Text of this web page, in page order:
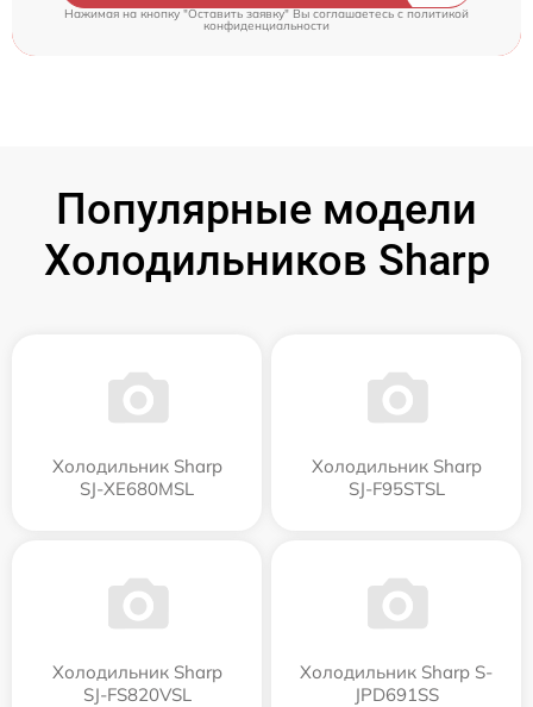
Нажимая на кнопку "Оставить заявку" Вы соглашаетесь cполитикой
конфиденциальности
Популярные модели
Холодильников Sharp
Холодильник Sharp
SJ-XE680MSL
Холодильник Sharp
SJ-F95STSL
Холодильник Sharp
SJ-FS820VSL
Холодильник Sharp S-
JPD691SS